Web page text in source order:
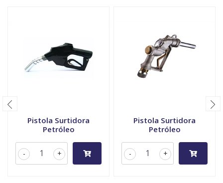
Pistola Surtidora
Petróleo
+
-
Pistola Surtidora
Petróleo
+
-